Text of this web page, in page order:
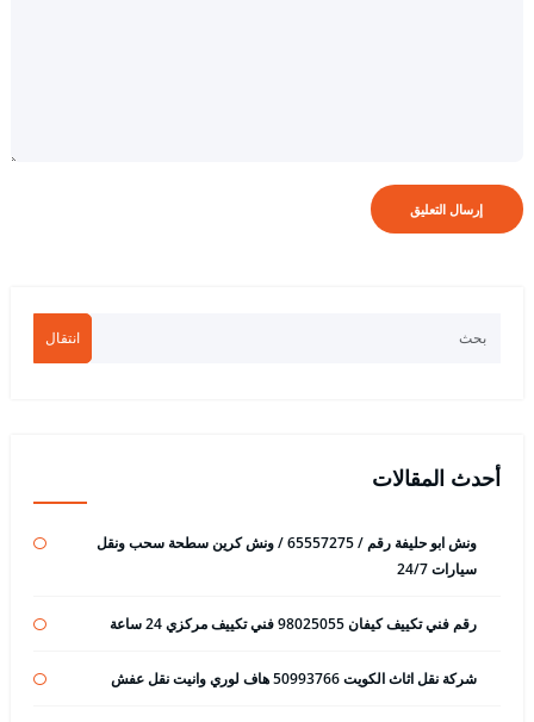
انتقال
أحدث المقالات
ونش ابو حليفة رقم / 65557275 / ونش كرين سطحة سحب ونقل
سيارات 24/7
رقم فني تكييف كيفان 98025055 فني تكييف مركزي 24 ساعة
شركة نقل اثاث الكويت 50993766 هاف لوري وانيت نقل عفش